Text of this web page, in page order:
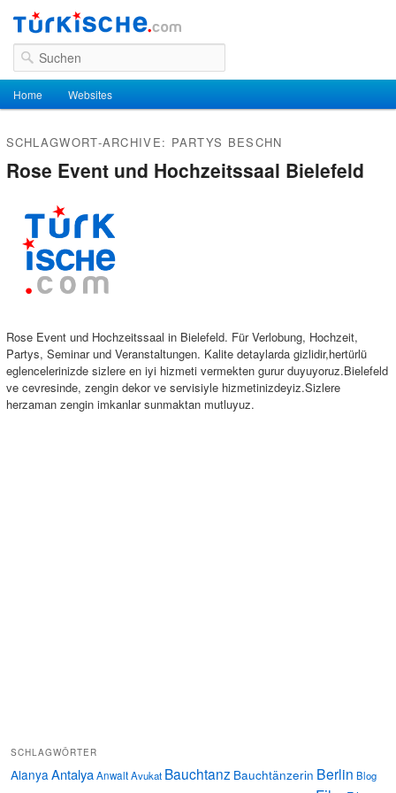
Suchen
Hauptmenü
Zum Inhalt wechseln
Zum sekundären Inhalt wechseln
Home Websites
SCHLAGWORT-ARCHIVE: PARTYS BESCHN
Rose Event und Hochzeitssaal Bielefeld
Rose Event und Hochzeitssaal in Bielefeld. Für Verlobung, Hochzeit,
Partys, Seminar und Veranstaltungen. Kalite detaylarda gizlidir,hertürlü
eglencelerinizde sizlere en iyi hizmeti vermekten gurur duyuyoruz.Bielefeld
ve cevresinde, zengin dekor ve servisiyle hizmetinizdeyiz.Sizlere
herzaman zengin imkanlar sunmaktan mutluyuz.
SCHLAGWÖRTER
AlanyaAntalyaAnwaltAvukat Bauchtanz Bauchtänzerin Berlin Blog